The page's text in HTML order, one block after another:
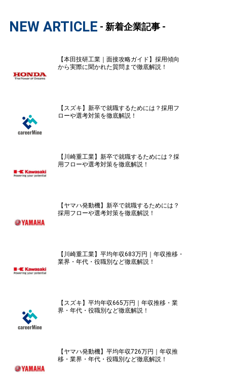
NEW ARTICLE - 新着企業記事 -
【本田技研工業｜面接攻略ガイド】採用傾向
から実際に聞かれた質問まで徹底解説！
【スズキ】新卒で就職するためには？採用フ
ローや選考対策を徹底解説！
【川崎重工業】新卒で就職するためには？採
用フローや選考対策を徹底解説！
【ヤマハ発動機】新卒で就職するためには？
採用フローや選考対策を徹底解説！
【川崎重工業】平均年収683万円｜年収推移・
業界・年代・役職別など徹底解説！
【スズキ】平均年収665万円｜年収推移・業
界・年代・役職別など徹底解説！
【ヤマハ発動機】平均年収726万円｜年収推
移・業界・年代・役職別など徹底解説！